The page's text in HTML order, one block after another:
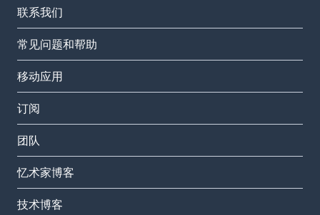
联系我们
常见问题和帮助
移动应用
订阅
团队
忆术家博客
技术博客